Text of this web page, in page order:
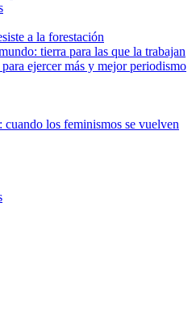
a la forestación
tierra para las que la trabajan
ejercer más y mejor periodismo
cuando los feminismos se vuelven